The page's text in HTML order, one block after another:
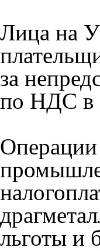
Лица на
за
по НДС в
Операции
льготы и